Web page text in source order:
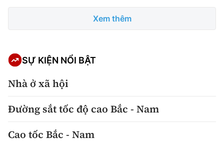
Xem thêm
SỰ KIỆN NỔI BẬT
Nhà ở xã hội
Đường sắt tốc độ cao Bắc - Nam
Cao tốc Bắc - Nam